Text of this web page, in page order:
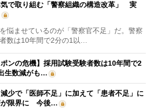
で取り組む「警察組織の構造改革」 実
悩ませているのが「警察官不足」だ。警察
数は10年間で2分の1以…
ポンの危機】採用試験受験者数は10年間で2
生数減がも…
減少で「医師不足」に加えて「患者不足」に
が限界に 今後…